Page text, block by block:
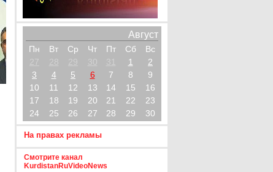
Август
Пн Вт Ср Чт Пт Сб
Вс
27
28 29 30 31 1
2
3
4 5 6 7 8
9
10
11 12 13 14 15
16
17
18 19 20 21 22
23
24
25 26 27 28 29 30
На правах рекламы
Смотрите канал
KurdistanRuVideoNews